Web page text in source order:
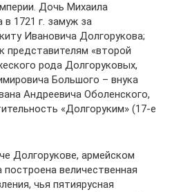
Дочь Михаила
1721 г. замуж за
Ивановича Долгорукова;
представителям «второй
рода Долгоруковых,
Большого – внука
Андреевича Оболенского,
«Долгоруким» (17-е
Долгорукове, армейском
величественная
чья пятиярусная